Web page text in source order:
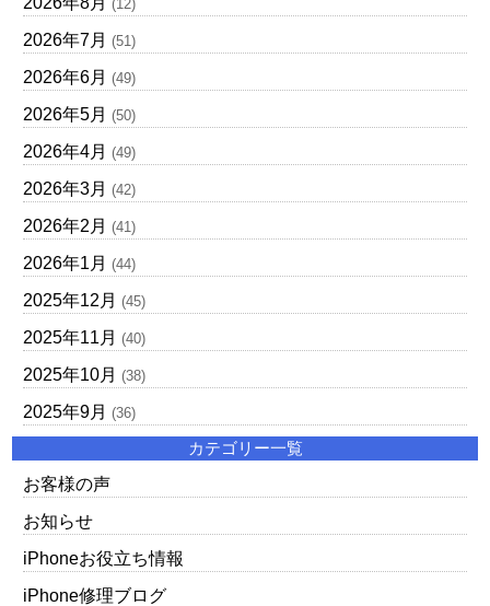
(12)
2026年7月 (51)
2026年6月 (49)
2026年5月 (50)
2026年4月 (49)
2026年3月 (42)
2026年2月 (41)
2026年1月 (44)
2025年12月 (45)
2025年11月 (40)
2025年10月 (38)
2025年9月 (36)
カテゴリー一覧
お客様の声
お知らせ
iPhoneお役立ち情報
iPhone修理ブログ